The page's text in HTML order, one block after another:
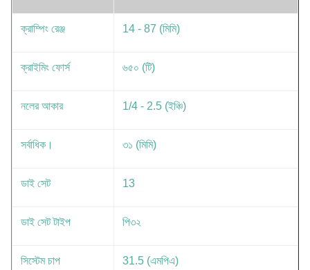
ক্রাম্পিং রেঞ্জ 14 - 87 (মিমি)
ক্রাইমিং ফোর্স ৬৫০ (টি)
নলের আকার 1/4 - 2.5 (ইঞ্চি)
সর্বাধিক। ৩১ (মিমি)
ডাই সেট 13
ডাই সেট টাইপ পি৩২
সিস্টেম চাপ 31.5 (এমপিএ)